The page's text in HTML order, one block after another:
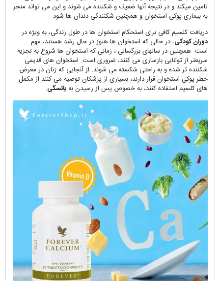
تامین میکند و در نتیجه آنها ضعیف و شکننده می شوند و این می تواند منجر
به بیماری پوکی استخوان و همچنین شکنندگی دندان ها شود.
دریافت کلسیم کافی برای استحکام استخوان ها در طول زندگی، به ویژه در
دوران کودکی، در حالی که استخوان ها هنوز در حال رشد هستند، مهم
است. همچنین در سالهای بزرگسالی ، زمانی که استخوان ها شروع به تجزیه
سریعتر از توانایی بازسازی می کنند، ضروری است. استخوان های قدیمی
شکننده تر شده و به راحتی شکسته می شوند. از آنجایی که زنان در معرض
خطر پوکی استخوان قرار دارند، بسیاری از پزشکان توصیه می کنند از مکمل
های کلسیم استفاده کنند، به خصوص پس از رسیدن بهیائسگی.